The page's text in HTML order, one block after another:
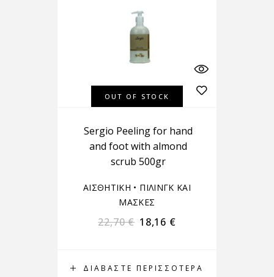
OUT OF STOCK
ΔΙΑΒΆΣΤΕ ΠΕΡΙΣΣΌΤΕΡΑ
Sergio Peeling for hand
and foot with almond
scrub 500gr
ΑΙΣΘΗΤΙΚΗ • ΠΙΛΙΝΓΚ ΚΑΙ
ΜΑΣΚΕΣ
22,70€ 18,16 €